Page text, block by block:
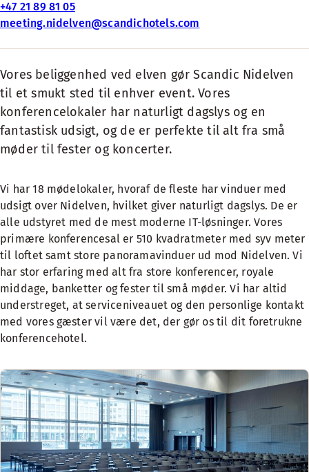
+47 21 89 81 05
meeting.nidelven@scandichotels.com
Vores beliggenhed ved elven gør Scandic Nidelven
til et smukt sted til enhver event. Vores
konferencelokaler har naturligt dagslys og en
fantastisk udsigt, og de er perfekte til alt fra små
møder til fester og koncerter.
Vi har 18 mødelokaler, hvoraf de fleste har vinduer med
udsigt over Nidelven, hvilket giver naturligt dagslys. De er
alle udstyret med de mest moderne IT-løsninger. Vores
primære konferencesal er 510 kvadratmeter med syv meter
til loftet samt store panoramavinduer ud mod Nidelven. Vi
har stor erfaring med alt fra store konferencer, royale
middage, banketter og fester til små møder. Vi har altid
understreget, at serviceniveauet og den personlige kontakt
med vores gæster vil være det, der gør os til dit foretrukne
konferencehotel.